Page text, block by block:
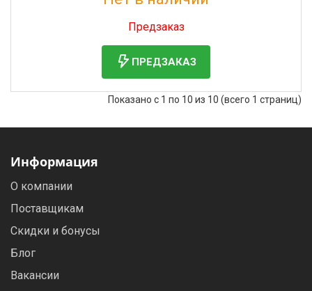
Предзаказ
ПРЕДЗАКАЗ
Показано с 1 по 10 из 10 (всего 1 страниц)
Информация
О компании
Поставщикам
Скидки и бонусы
Блог
Вакансии